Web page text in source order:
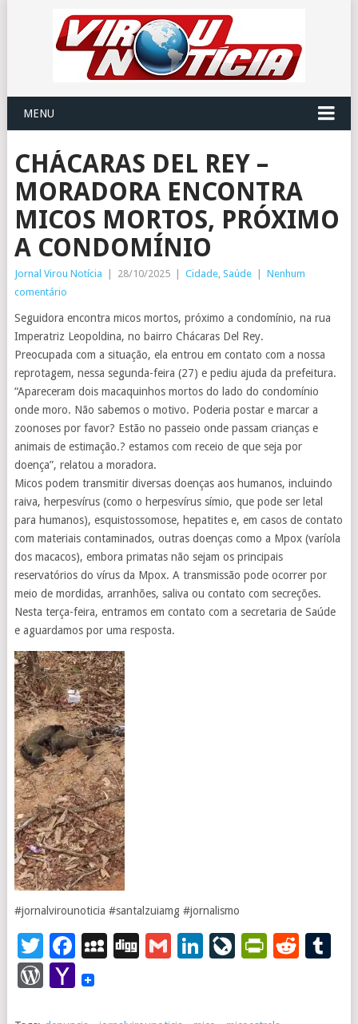
MENU
CHÁCARAS DEL REY –
MORADORA ENCONTRA
MICOS MORTOS, PRÓXIMO
A CONDOMÍNIO
Jornal Virou Notícia 28/10/2025 Cidade, Saúde
Nenhum
comentário
Seguidora encontra micos mortos, próximo a condomínio, na rua
Imperatriz Leopoldina, no bairro Chácaras Del Rey.
Preocupada com a situação, ela entrou em contato com a nossa
reprotagem, nessa segunda-feira (27) e pediu ajuda da prefeitura.
“Apareceram dois macaquinhos mortos do lado do condomínio
onde moro. Não sabemos o motivo. Poderia postar e marcar a
zoonoses por favor? Estão no passeio onde passam crianças e
animais de estimação.? estamos com receio de que seja por
doença”, relatou a moradora.
Micos podem transmitir diversas doenças aos humanos, incluindo
raiva, herpesvírus (como o herpesvírus símio, que pode ser letal
para humanos), esquistossomose, hepatites e, em casos de contato
com materiais contaminados, outras doenças como a Mpox (varíola
dos macacos), embora primatas não sejam os principais
reservatórios do vírus da Mpox. A transmissão pode ocorrer por
meio de mordidas, arranhões, saliva ou contato com secreções.
Nesta terça-feira, entramos em contato com a secretaria de Saúde
e aguardamos por uma resposta.
#jornalvirounoticia #santalzuiamg #jornalismo
Twitter
Facebook
MySpace
DiggGmailLinkedIn
WordPress
Yahoo